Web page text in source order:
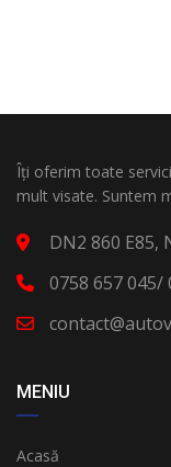
Îți oferim toate
mult visate. Suntem
DN2 860 E85,
0758 657 045/
MENIU
Acasă